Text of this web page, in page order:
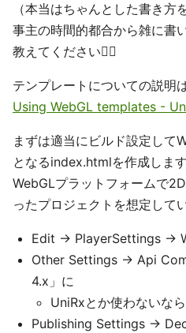
（本当はちゃんとした書き
事主の時間的都合から雑に書
教えてください🙇‍♂️
テンプレートについての説明
Using WebGL templates -
まずは適当にビルド設定して
となるindex.htmlを作成します
WebGLプラットフォームで
ったプロジェクトを想定して
Edit -> PlayerSettings ->
Other Settings -> Api
4.x」に
UniRxとか使わないな
Publishing Settings ->